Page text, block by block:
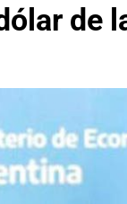
de